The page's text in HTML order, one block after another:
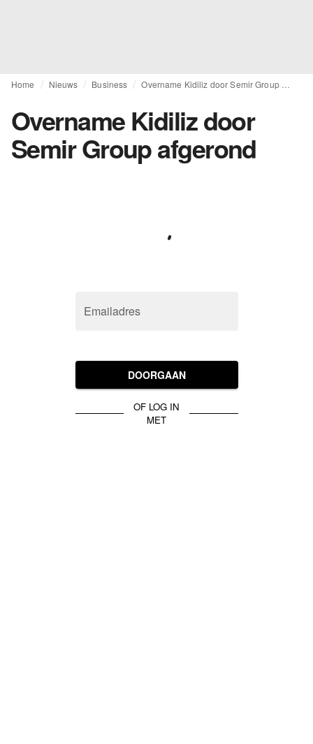
Home Nieuws Business
Overname Kidiliz door
Semir Group afgerond
Emailadres
DOORGAAN
OF LOG IN
MET